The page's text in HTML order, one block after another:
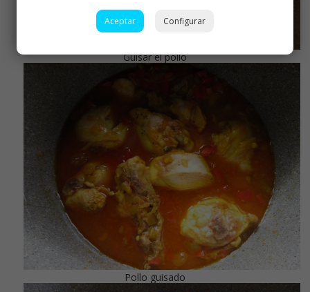
Guisar el pollo
Pollo guisado
Aceptar Configurar